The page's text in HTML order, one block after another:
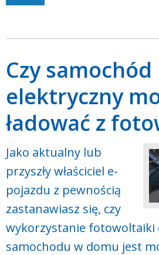
Czy samochód
elektryczny
ładować z
Jako aktualny lub
przyszły właściciel e-
pojazdu z pewnością
zastanawiasz się, czy
wykorzystanie fotowoltaiki
samochodu w domu jest